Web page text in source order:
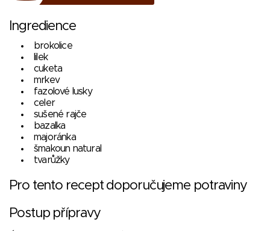
Ingredience
brokolice
lilek
cuketa
mrkev
fazolové lusky
celer
sušené rajče
bazalka
majoránka
šmakoun natural
tvarůžky
Pro tento recept doporučujeme potraviny
Postup přípravy